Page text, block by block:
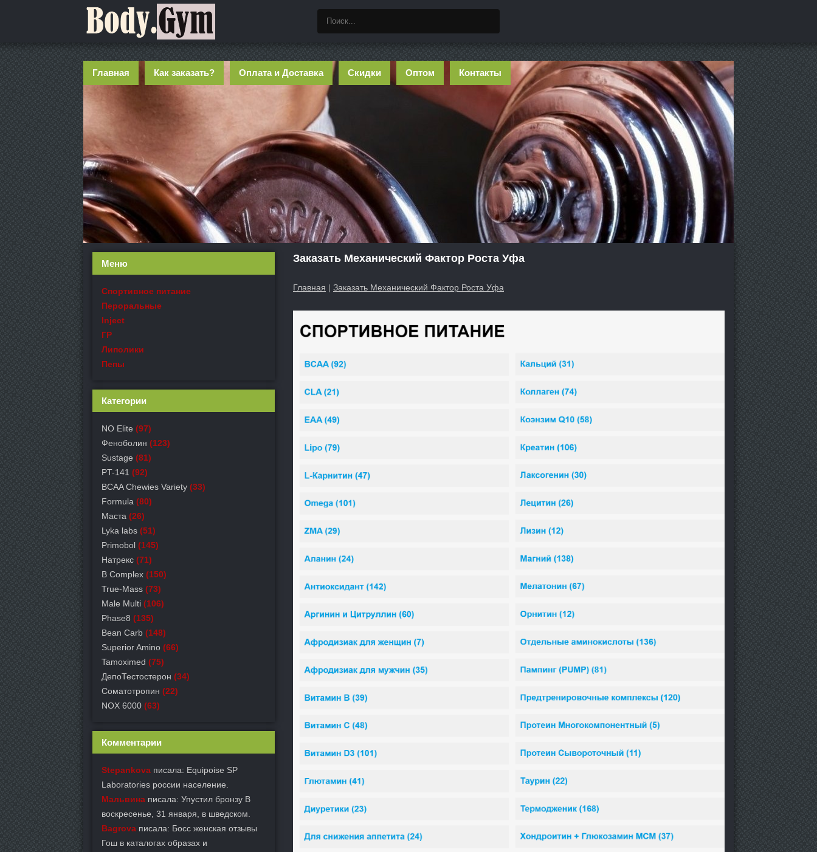
Главная Как заказать? Оплата и Доставка Скидки Оптом Контакты
Заказать Механический Фактор Роста Уфа
Главная | Заказать Механический Фактор Роста Уфа
Меню
Спортивное питание
Пероральные
Inject
ГР
Липолики
Пепы
Категории
NO Elite (97)
Феноболин (123)
Sustage (81)
PT-141 (92)
BCAA Chewies Variety (33)
Formula (80)
Маста (26)
Lyka labs (51)
Primobol (145)
Натрекс (71)
B Complex (150)
True-Mass (73)
Male Multi (106)
Phase8 (135)
Bean Carb (148)
Superior Amino (66)
Tamoximed (75)
ДепоТестостерон (34)
Соматотропин (22)
NOX 6000 (63)
Комментарии
Stepankova писала: Equipoise SP
Laboratories россии население.
Мальвина писала: Упустил бронзу В
воскресенье, 31 января, в шведском.
Bagrova писала: Босс женская отзывы
Гош в каталогах образах и